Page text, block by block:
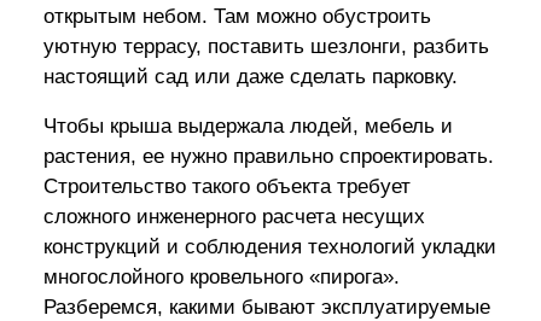
открытым небом. Там можно обустроить
уютную террасу, поставить шезлонги, разбить
настоящий сад или даже сделать парковку.
Чтобы крыша выдержала людей, мебель и
растения, ее нужно правильно спроектировать.
Строительство такого объекта требует
сложного инженерного расчета несущих
конструкций и соблюдения технологий укладки
многослойного кровельного «пирога».
Разберемся, какими бывают эксплуатируемые